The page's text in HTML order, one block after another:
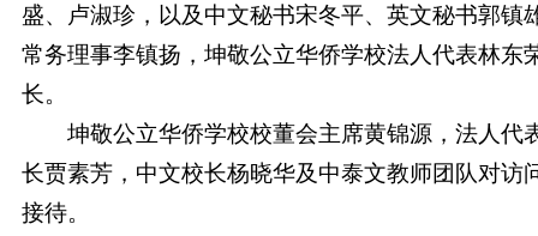
盛、卢淑珍，以及中文秘书宋冬平、英文秘书郭镇
常务理事李镇扬，坤敬公立华侨学校法人代表林东
长。
坤敬公立华侨学校校董会主席黄锦源，法人代
长贾素芳，中文校长杨晓华及中泰文教师团队对访
接待。